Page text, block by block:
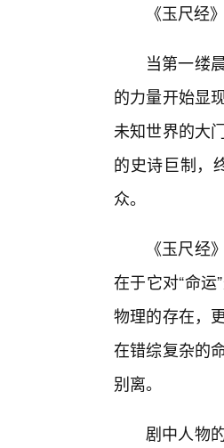
《玉尺经
当第一缕
的力量开始显
未知世界的大
的史诗巨制，
众。
《玉尺经
在于它对“命
物理的存在，
在错综复杂的
别离。
剧中人物